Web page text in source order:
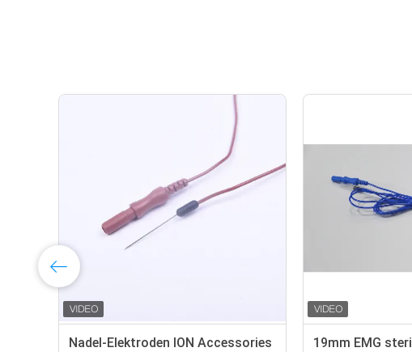
sterile Nadeln, farbige
Wegwerf-Subdermal-Nadel-